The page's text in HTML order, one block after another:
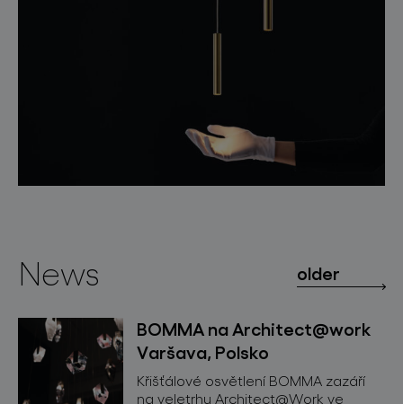
News older
BOMMA na Architect@work
Varšava, Polsko
Křišťálové osvětlení BOMMA zazáří
na veletrhu Architect@Work ve